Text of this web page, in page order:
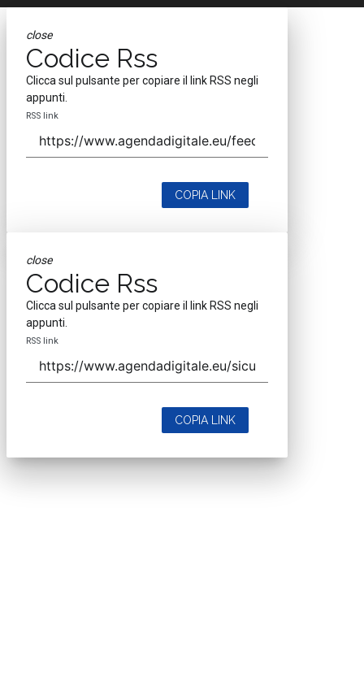
close
Codice Rss
Clicca sul pulsante per copiare il link RSS negli
appunti.
RSS link
COPIA LINK
close
Codice Rss
Clicca sul pulsante per copiare il link RSS negli
appunti.
RSS link
COPIA LINK